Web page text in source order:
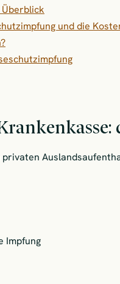
und die
Impfung